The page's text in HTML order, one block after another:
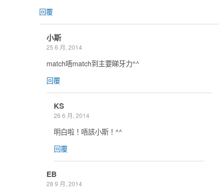
回覆
小斯
25 6 月, 2014
match唔match到主要睇牙力^^
回覆
KS
26 6 月, 2014
明白啦！唔該小斯！^^
回覆
EB
28 9 月, 2014